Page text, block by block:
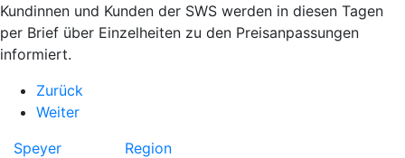
Kundinnen und Kunden der SWS werden in diesen Tagen
per Brief über Einzelheiten zu den Preisanpassungen
informiert.
Zurück
Weiter
Speyer
Region